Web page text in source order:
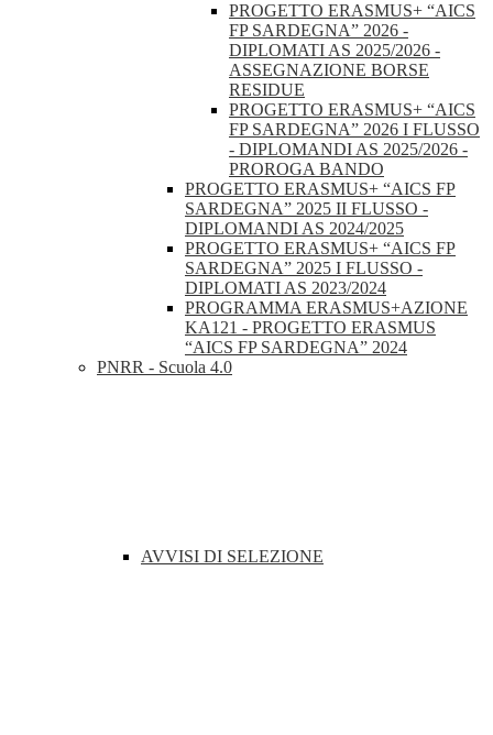
PROGETTO ERASMUS+ “AICS
FP SARDEGNA” 2026 -
DIPLOMATI AS 2025/2026 -
ASSEGNAZIONE BORSE
RESIDUE
PROGETTO ERASMUS+ “AICS
FP SARDEGNA” 2026 I FLUSSO
- DIPLOMANDI AS 2025/2026 -
PROROGA BANDO
PROGETTO ERASMUS+ “AICS FP
SARDEGNA” 2025 II FLUSSO -
DIPLOMANDI AS 2024/2025
PROGETTO ERASMUS+ “AICS FP
SARDEGNA” 2025 I FLUSSO -
DIPLOMATI AS 2023/2024
PROGRAMMA ERASMUS+AZIONE
KA121 - PROGETTO ERASMUS
“AICS FP SARDEGNA” 2024
PNRR - Scuola 4.0
AVVISI DI SELEZIONE